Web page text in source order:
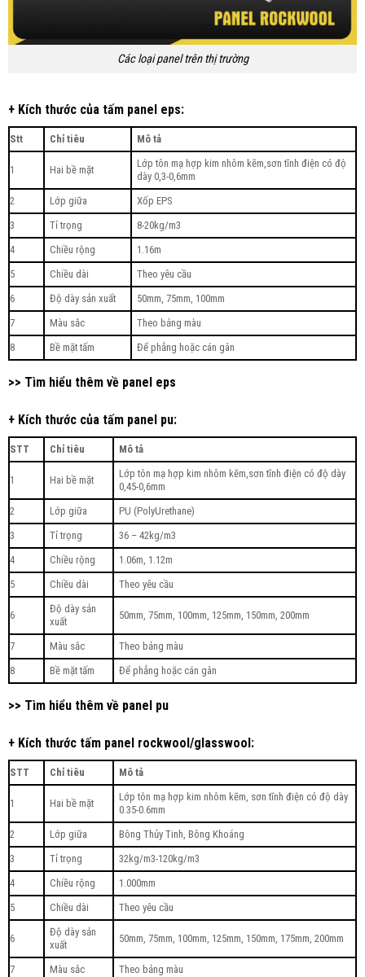
Các loại panel trên thị trường
+ Kích thước của tấm panel eps:
Stt Chỉ tiêu Mô tả
1 Hai bề mặt
Lớp tôn mạ hợp kim nhôm kẽm,sơn tĩnh điện có độ
dày 0,3-0,6mm
2
Lớp giữa
Xốp EPS
3
Tỉ trọng
8-20kg/m3
4
Chiều rộng
1.16m
5
Chiều dài
Theo yêu cầu
6
Độ dày sản xuất
50mm, 75mm, 100mm
7
Màu sắc
Theo bảng màu
8
Bề mặt tấm Để phẳng hoặc cán gân
>> Tìm hiểu thêm về panel eps
+ Kích thước của tấm panel pu:
STT Chỉ tiêu Mô tả
1 Hai bề mặt
Lớp tôn mạ hợp kim nhôm kẽm,sơn tĩnh điện có độ dày
0,45-0,6mm
2
Lớp giữa
PU (PolyUrethane)
3
Tỉ trọng
36 – 42kg/m3
4
Chiều rộng
1.06m, 1.12m
5
Chiều dài Theo yêu cầu
6
Độ dày sản
xuất
50mm, 75mm, 100mm, 125mm, 150mm, 200mm
7 Màu sắc
Theo bảng màu
8
Bề mặt tấm Để phẳng hoặc cán gân
>> Tìm hiểu thêm về panel pu
+ Kích thước tấm panel rockwool/glasswool:
STT Chỉ tiêu Mô tả
1 Hai bề mặt
Lớp tôn mạ hợp kim nhôm kẽm, sơn tĩnh điện có độ dày
0.35-0.6mm
2
Lớp giữa
Bông Thủy Tinh, Bông Khoáng
3
Tỉ trọng
32kg/m3-120kg/m3
4
Chiều rộng
1.000mm
5
Chiều dài Theo yêu cầu
6
Độ dày sản
xuất
50mm, 75mm, 100mm, 125mm, 150mm, 175mm, 200mm
7 Màu sắc
Theo bảng màu